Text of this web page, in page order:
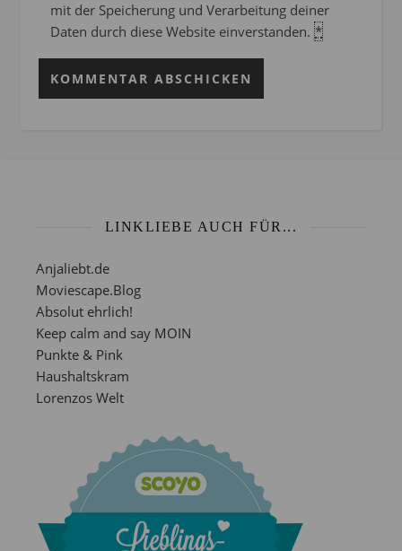
mit der Speicherung und Verarbeitung deiner
Daten durch diese Website einverstanden. *
LINKLIEBE AUCH FÜR...
Anjaliebt.de
Moviescape.Blog
Absolut ehrlich!
Keep calm and say MOIN
Punkte & Pink
Haushaltskram
Lorenzos Welt